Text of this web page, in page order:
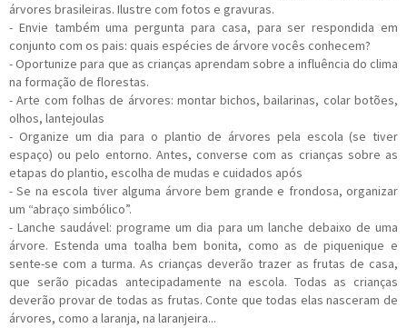
árvores brasileiras. Ilustre com fotos e gravuras.
- Envie também uma pergunta para casa, para ser respondida em
conjunto com os pais: quais espécies de árvore vocês conhecem?
- Oportunize para que as crianças aprendam sobre a influência do clima
na formação de florestas.
- Arte com folhas de árvores: montar bichos, bailarinas, colar botões,
olhos, lantejoulas
- Organize um dia para o plantio de árvores pela escola (se tiver
espaço) ou pelo entorno. Antes, converse com as crianças sobre as
etapas do plantio, escolha de mudas e cuidados após
- Se na escola tiver alguma árvore bem grande e frondosa, organizar
um “abraço simbólico”.
- Lanche saudável: programe um dia para um lanche debaixo de uma
árvore. Estenda uma toalha bem bonita, como as de piquenique e
sente-se com a turma. As crianças deverão trazer as frutas de casa,
que serão picadas antecipadamente na escola. Todas as crianças
deverão provar de todas as frutas. Conte que todas elas nasceram de
árvores, como a laranja, na laranjeira...